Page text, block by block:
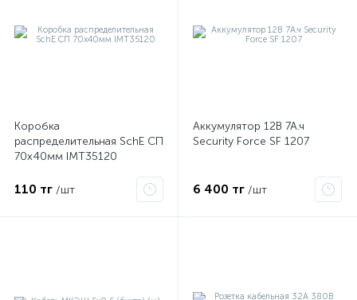
Коробка
распределительная SchE СП
70х40мм IMT35120
110 тг /шт
Аккумулятор 12В 7А.ч
Security Force SF 1207
6 400 тг /шт